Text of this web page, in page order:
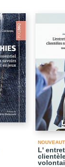
L'